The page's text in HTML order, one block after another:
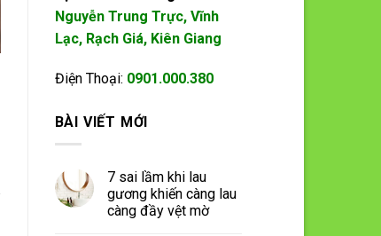
Nguyễn Trung Trực, Vĩnh
Lạc, Rạch Giá, Kiên Giang
Điện Thoại: 0901.000.380
BÀI VIẾT MỚI
7 sai lầm khi lau
gương khiến càng lau
càng đầy vệt mờ